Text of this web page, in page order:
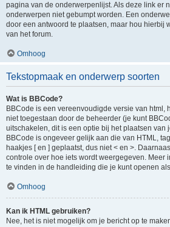
pagina van de onderwerpenlijst. Als deze link er
onderwerpen niet gebumpt worden. Een
door een antwoord te plaatsen, maar hou hierbij
van het forum.
Omhoog
Tekstopmaak en onderwerp soorten
Wat is BBCode?
BBCode is een vereenvoudigde versie van html,
niet toegestaan door de beheerder (je kunt
uitschakelen, dit is een optie bij het plaatsen van
BBCode is ongeveer gelijk aan die van HTML,
haakjes [ en ] geplaatst, dus niet < en >.
controle over hoe iets wordt weergegeven. Meer
te vinden in de handleiding die je kunt openen
Omhoog
Kan ik HTML gebruiken?
Nee, het is niet mogelijk om je bericht op te